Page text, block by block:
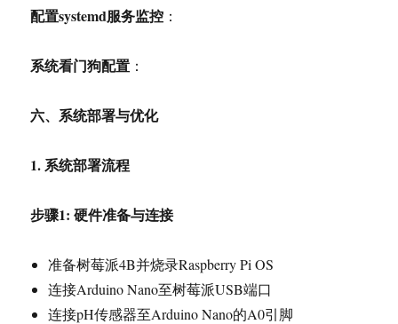
配置systemd服务监控 ：
系统看门狗配置 ：
六、系统部署与优化
1.系统部署流程
步骤1: 硬件准备与连接
准备树莓派4B并烧录Raspberry Pi OS
连接Arduino Nano至树莓派USB端口
连接pH传感器至Arduino Nano的A0引脚